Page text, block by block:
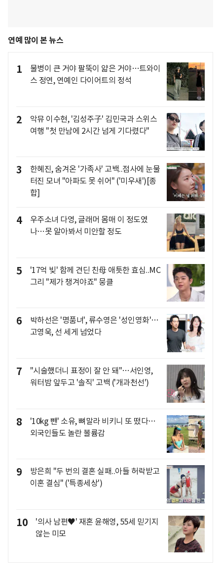
연예 많이 본 뉴스
1
물병이 큰 거야 팔뚝이 얇은 거야…트와이
스 정연, 연예인 다이어트의 정석
2
악뮤 이수현, '김성주子' 김민국과 스위스
여행 "첫 만남에 2시간 넘게 기다렸다"
3
한혜진, 숨겨온 '가족사' 고백..점사에 눈물
터진 모녀 "아파도 못 쉬어" ('미우새')[종
합]
4
우주소녀 다영, 글래머 몸매 이 정도였
나…못 알아봐서 미안할 정도
5
'17억 빚' 함께 견딘 친母 애틋한 효심..MC
그리 "제가 챙겨야죠" 뭉클
6
박하선은 '명품녀', 류수영은 '성인영화'…
고영욱, 선 세게 넘었다
7
"시술했더니 표정이 잘 안 돼"…서인영,
워터밤 앞두고 '솔직' 고백 ('개과천선')
8
'10kg 뺀' 소유, 뼈말라 비키니 또 떴다…
외국인들도 놀란 볼륨감
9
방은희 "두 번의 결혼 실패..아들 허락받고
이혼 결심" ('특종세상')
10
'의사 남편♥' 재혼 윤해영, 55세 믿기지
않는 미모